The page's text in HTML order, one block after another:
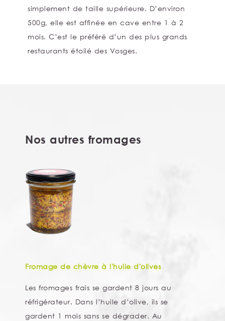
simplement de taille supérieure. D’environ
500g, elle est affinée en cave entre 1 à 2
mois. C’est le préféré d’un des plus grands
restaurants étoilé des Vosges.
Nos autres fromages
Fromage de chèvre à l'huile d'olives
Les fromages frais se gardent 8 jours au
réfrigérateur. Dans l’huile d’olive, ils se
gardent 1 mois sans se dégrader. Au